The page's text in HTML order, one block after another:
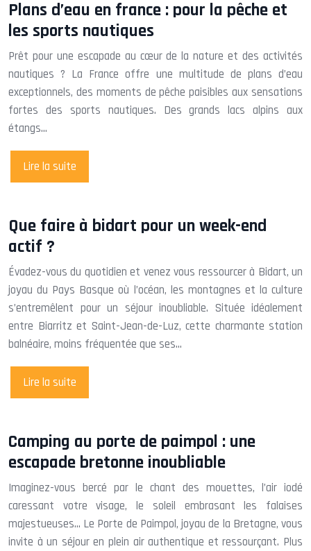
Plans d’eau en france : pour la pêche et
les sports nautiques
Prêt pour une escapade au cœur de la nature et des activités
nautiques ? La France offre une multitude de plans d’eau
exceptionnels, des moments de pêche paisibles aux sensations
fortes des sports nautiques. Des grands lacs alpins aux
étangs…
Lire la suite
Que faire à bidart pour un week-end
actif ?
Évadez-vous du quotidien et venez vous ressourcer à Bidart, un
joyau du Pays Basque où l’océan, les montagnes et la culture
s’entremêlent pour un séjour inoubliable. Située idéalement
entre Biarritz et Saint-Jean-de-Luz, cette charmante station
balnéaire, moins fréquentée que ses…
Lire la suite
Camping au porte de paimpol : une
escapade bretonne inoubliable
Imaginez-vous bercé par le chant des mouettes, l’air iodé
caressant votre visage, le soleil embrasant les falaises
majestueuses… Le Porte de Paimpol, joyau de la Bretagne, vous
invite à un séjour en plein air authentique et ressourçant. Plus